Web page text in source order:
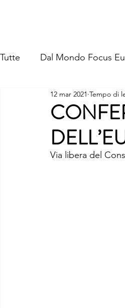
Tutte Dal Mondo Focus
12 mar 2021 Tempo di
Via libera del